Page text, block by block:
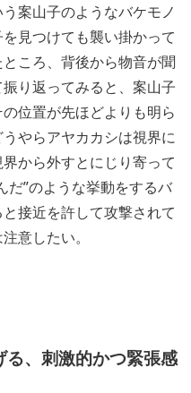
案山子のようなバケモノ
見つけても襲い掛かって
ころ、背後から物音が聞
り返ってみると、案山子
位置が先ほどよりも明ら
やらアヤカカシは視界に
から外すとにじり寄って
だ”のような挙動をするバ
接近を許して攻撃されて
意したい。
、刺激的かつ緊張感